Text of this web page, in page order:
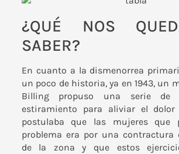
¿QUÉ NOS
SABER?
En cuanto a la dismenorrea
un poco de historia, ya en 1943, un
Billing propuso una serie de
estiramiento para aliviar el dolor
postulaba que las mujeres que
problema era por una contractura
de la zona y que estos